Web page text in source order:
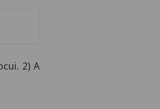
2) A